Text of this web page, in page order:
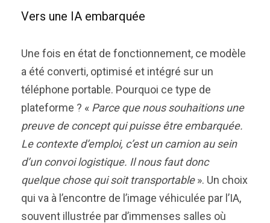
Vers une IA embarquée
Une fois en état de fonctionnement, ce modèle
a été converti, optimisé et intégré sur un
téléphone portable. Pourquoi ce type de
plateforme ? « Parce que nous souhaitions une
preuve de concept qui puisse être embarquée.
Le contexte d’emploi, c’est un camion au sein
d’un convoi logistique. Il nous faut donc
quelque chose qui soit transportable». Un choix
qui va à l’encontre de l’image véhiculée par l’IA,
souvent illustrée par d’immenses salles où